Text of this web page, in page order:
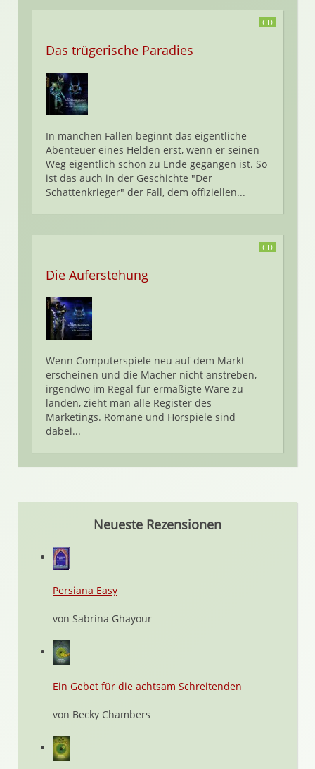
CD
Das trügerische Paradies
In manchen Fällen beginnt das eigentliche
Abenteuer eines Helden erst, wenn er seinen
Weg eigentlich schon zu Ende gegangen ist. So
ist das auch in der Geschichte "Der
Schattenkrieger" der Fall, dem offiziellen...
CD
Die Auferstehung
Wenn Computerspiele neu auf dem Markt
erscheinen und die Macher nicht anstreben,
irgendwo im Regal für ermäßigte Ware zu
landen, zieht man alle Register des
Marketings. Romane und Hörspiele sind
dabei...
Neueste Rezensionen
Persiana Easy
von Sabrina Ghayour
Ein Gebet für die achtsam Schreitenden
von Becky Chambers